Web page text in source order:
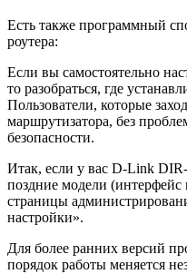
Есть также программный
роутера:
Если вы самостоятельно
то разобраться, где
Пользователи, которые
маршрутизатора, без
безопасности.
Итак, если у вас D-Link
поздние модели
страницы
настройки».
Для более ранних версий
порядок работы меняется